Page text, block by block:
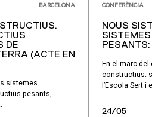
BARCELONA
DE
(ACTE EN
sistemes
pesants,
CONFERÈNCIA
NOUS
En el marc
constructius:
l’Escola Sert i
24/05